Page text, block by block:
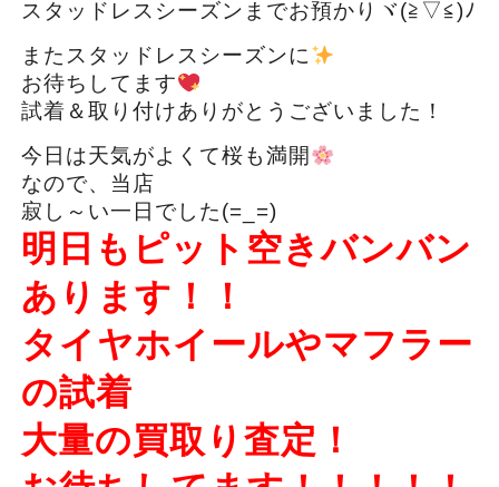
スタッドレスシーズンまでお預かりヾ(≧▽≦)ﾉ
またスタッドレスシーズンに
お待ちしてます
試着＆取り付けありがとうございました！
今日は天気がよくて桜も満開
なので、当店
寂し～い一日でした(=_=)
明日もピット空きバンバン
あります！！
タイヤホイールやマフラー
の試着
大量の買取り査定！